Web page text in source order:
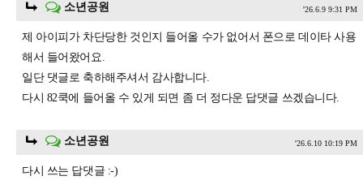
소년공원 '26.6.9 9:31 PM
제 아이피가 차단당한 것인지 들어올 수가 없어서 폰으로 데이타 사용
해서 들어왔어요.
일단 댓글로 축하해주셔서 감사합니다.
다시 82쿡에 들어올 수 있게 되면 좀 더 정다운 답댓글 쓰겠습니다.
소년공원 '26.6.10 10:19 PM
다시 쓰는 답댓글 :-)